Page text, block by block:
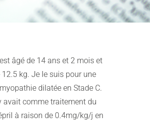
âgé de 14 ans et 2 mois et
12.5 kg. Je le suis pour une
dilatée en Stade C.
avait comme traitement du
à raison de 0.4mg/kg/j en